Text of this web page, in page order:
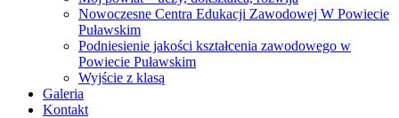
Nowoczesne Centra Edukacji Zawodowej W Powiecie
Puławskim
Podniesienie jakości kształcenia zawodowego w
Powiecie Puławskim
Wyjście z klasą
Galeria
Kontakt